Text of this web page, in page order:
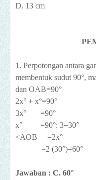
D. 13 cm
1. Perpotongan antara
membentuk sudut 90°,
dan OAB=90°
2x° + x°=90°
3x° =90°
x° =90°: 3=30°
<AOB =2x°
=2 (30°)=60°
Jawaban : C. 60°